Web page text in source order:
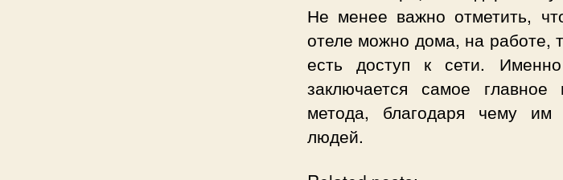
Не менее важно отметить,
отеле можно дома, на работе,
есть доступ к сети.
заключается самое главное
метода, благодаря чему им
людей.